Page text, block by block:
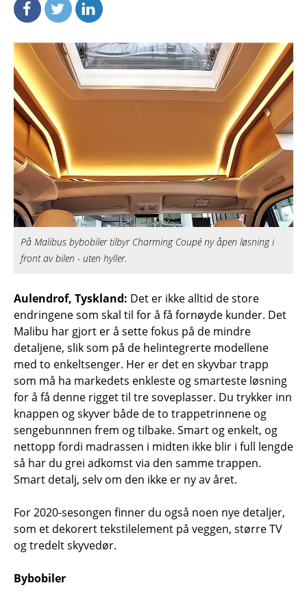
På Malibus bybobiler tilbyr Charming Coupé ny åpen løsning i
front av bilen - uten hyller.
Aulendrof, Tyskland: Det er ikke alltid de store
endringene som skal til for å få fornøyde kunder. Det
Malibu har gjort er å sette fokus på de mindre
detaljene, slik som på de helintegrerte modellene
med to enkeltsenger. Her er det en skyvbar trapp
som må ha markedets enkleste og smarteste løsning
for å få denne rigget til tre soveplasser. Du trykker inn
knappen og skyver både de to trappetrinnene og
sengebunnnen frem og tilbake. Smart og enkelt, og
nettopp fordi madrassen i midten ikke blir i full lengde
så har du grei adkomst via den samme trappen.
Smart detalj, selv om den ikke er ny av året.
For 2020-sesongen finner du også noen nye detaljer,
som et dekorert tekstilelement på veggen, større TV
og tredelt skyvedør.
Bybobiler